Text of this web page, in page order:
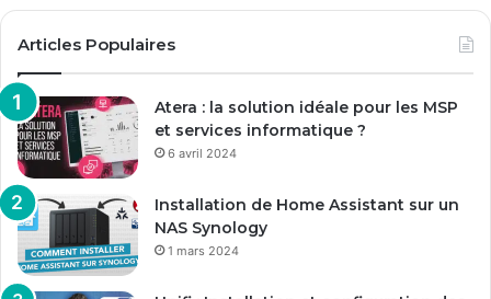
Articles Populaires
Atera : la solution idéale pour les MSP
et services informatique ?
6 avril 2024
Installation de Home Assistant sur un
NAS Synology
1 mars 2024